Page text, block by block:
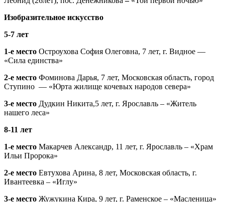
Изобразительное искусство
5-7 лет
1-е место Остроухова София Олеговна, 7 лет, г. Видное —
«Сила единства»
2-е место Фоминова Дарья, 7 лет, Московская область, город
Ступино — «Юрта жилище кочевых народов севера»
3-е место Дудкин Никита,5 лет, г. Ярославль – «Житель
нашего леса»
8-11 лет
1-е место Макарчев Александр, 11 лет, г. Ярославль – «Храм
Ильи Пророка»
2-е место Евтухова Арина, 8 лет, Московская область, г.
Ивантеевка – «Иглу»
3-е место Жужукина Кира, 9 лет, г. Раменское – «Масленица»